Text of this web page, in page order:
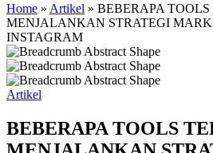
Home » Artikel » BEBERAPA
MENJALANKAN STRATEGI
INSTAGRAM
Artikel
BEBERAPA TOOLS